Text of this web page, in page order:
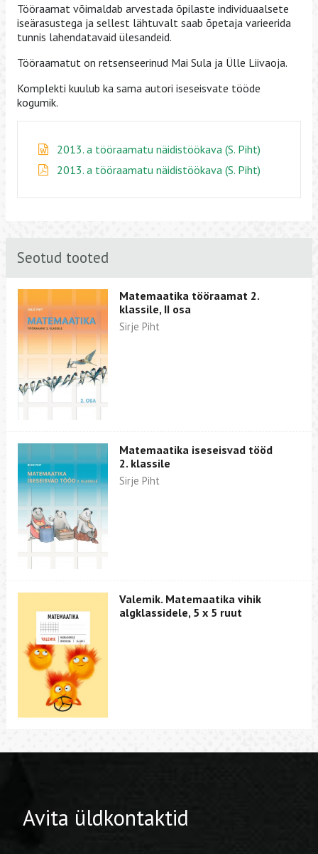
Tööraamat võimaldab arvestada õpilaste individuaalsete
iseärasustega ja sellest lähtuvalt saab õpetaja varieerida
tunnis lahendatavaid ülesandeid.
Tööraamatut on retsenseerinud Mai Sula ja Ülle Liivaoja.
Komplekti kuulub ka sama autori iseseisvate tööde
kogumik.
2013. a tööraamatu näidistöökava (S. Piht)
2013. a tööraamatu näidistöökava (S. Piht)
Seotud tooted
Matemaatika tööraamat 2.
klassile, II osa
Sirje Piht
Matemaatika iseseisvad tööd
2. klassile
Sirje Piht
Valemik. Matemaatika vihik
algklassidele, 5 x 5 ruut
Avita üldkontaktid